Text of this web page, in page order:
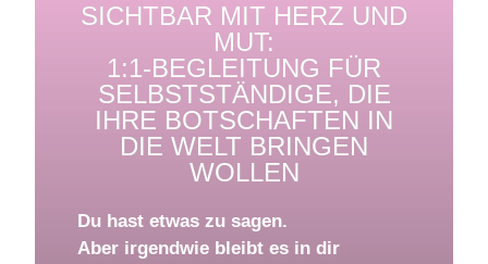
SICHTBAR MIT HERZ UND
MUT:
1:1-BEGLEITUNG FÜR
SELBSTSTÄNDIGE, DIE
IHRE BOTSCHAFTEN IN
DIE WELT BRINGEN
WOLLEN
Du hast etwas zu sagen.
Aber irgendwie bleibt es in dir